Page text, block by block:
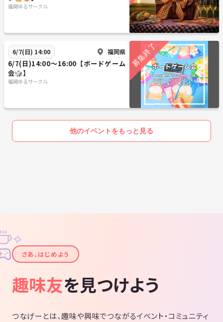
福岡ゆるサークル
6/7(日) 14:00 福岡県
6/7(日)14:00〜16:00【ボードゲーム
会🎲】
福岡ゆるサークル
他のイベントをもっと見る
✦
✧
さあ、はじめよう
趣味友を見つけよう
つなげーとは、趣味や興味でつながるイベント・コミュニティ